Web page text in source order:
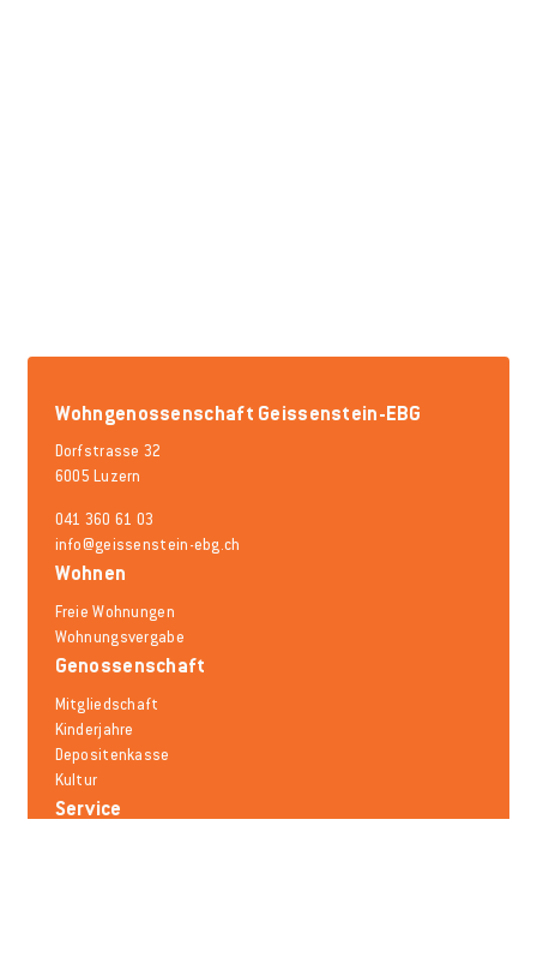
Wohngenossenschaft Geissenstein-EBG
Dorfstrasse 32
6005 Luzern
041 360 61 03
info@geissenstein-ebg.ch
Wohnen
Freie Wohnungen
Wohnungsvergabe
Genossenschaft
Mitgliedschaft
Kinderjahre
Depositenkasse
Kultur
Service